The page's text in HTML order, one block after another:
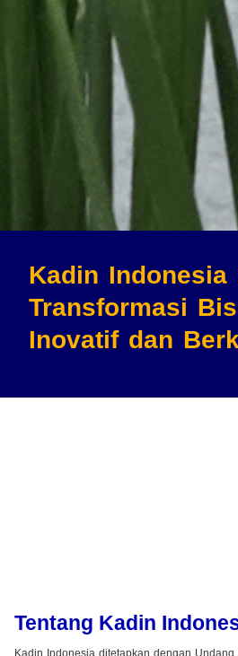
Kadin Indonesia
Transformasi
Inovatif dan
Tentang Kadin
Kadin Indonesia ditetapkan dengan